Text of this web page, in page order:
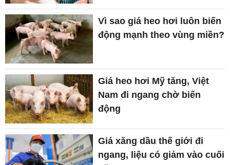
Vì sao giá heo hơi luôn biến
động mạnh theo vùng miền?
Giá heo hơi Mỹ tăng, Việt
Nam đi ngang chờ biến
động
Giá xăng dầu thế giới đi
ngang, liệu có giảm vào cuối